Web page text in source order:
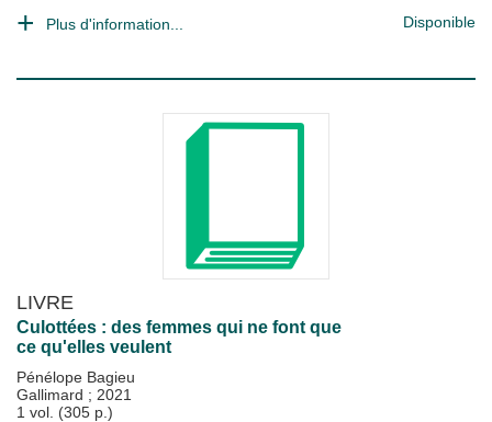
Plus d'information... Disponible
LIVRE
Culottées : des femmes qui ne font que
ce qu'elles veulent
Pénélope Bagieu
Gallimard ; 2021
1 vol. (305 p.)